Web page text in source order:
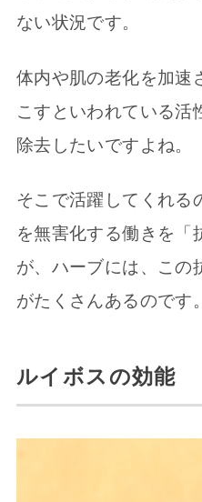
ない状況です。
体内や肌の老化を加速
こすといわれている活
除去したいですよね。
そこで活躍してくれる
を無害化する働きを「
が、ハーブには、この
がたくさんあるのです。
ルイボスの効能